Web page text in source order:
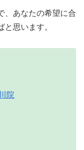
、あなたの希望に合
思います。
院